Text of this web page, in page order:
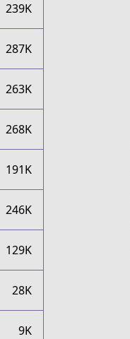
239K
287K
263K
268K
191K
246K
129K
28K
9K